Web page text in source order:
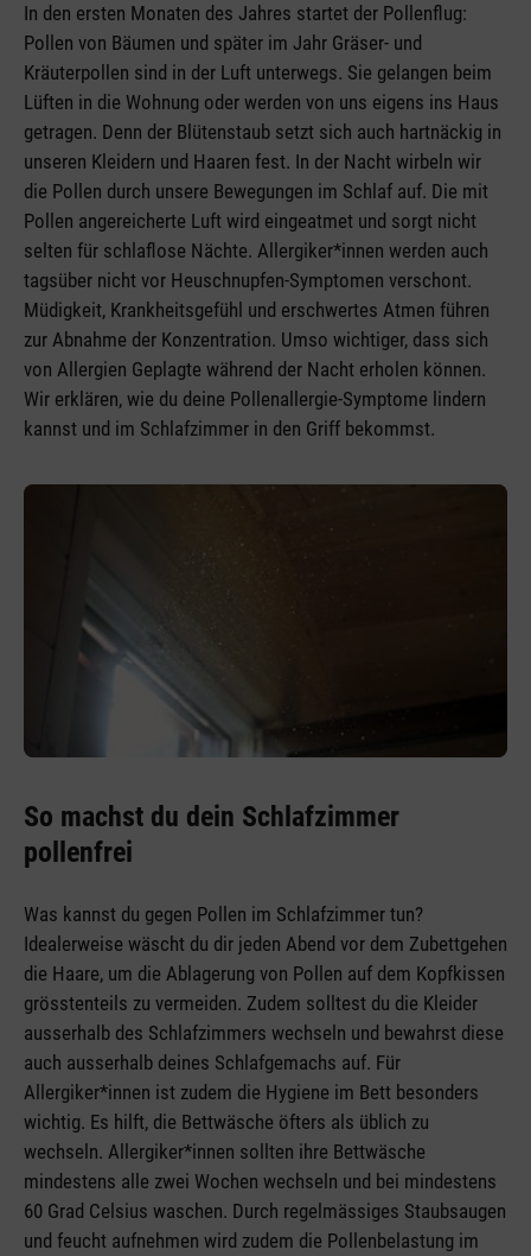
In den ersten Monaten des Jahres startet der Pollenflug:
Pollen von Bäumen und später im Jahr Gräser- und
Kräuterpollen sind in der Luft unterwegs. Sie gelangen beim
Lüften in die Wohnung oder werden von uns eigens ins Haus
getragen. Denn der Blütenstaub setzt sich auch hartnäckig in
unseren Kleidern und Haaren fest. In der Nacht wirbeln wir
die Pollen durch unsere Bewegungen im Schlaf auf. Die mit
Pollen angereicherte Luft wird eingeatmet und sorgt nicht
selten für schlaflose Nächte. Allergiker*innen werden auch
tagsüber nicht vor Heuschnupfen-Symptomen verschont.
Müdigkeit, Krankheitsgefühl und erschwertes Atmen führen
zur Abnahme der Konzentration. Umso wichtiger, dass sich
von Allergien Geplagte während der Nacht erholen können.
Wir erklären, wie du deine Pollenallergie-Symptome lindern
kannst und im Schlafzimmer in den Griff bekommst.
So machst du dein Schlafzimmer
pollenfrei
Was kannst du gegen Pollen im Schlafzimmer tun?
Idealerweise wäscht du dir jeden Abend vor dem Zubettgehen
die Haare, um die Ablagerung von Pollen auf dem Kopfkissen
grösstenteils zu vermeiden. Zudem solltest du die Kleider
ausserhalb des Schlafzimmers wechseln und bewahrst diese
auch ausserhalb deines Schlafgemachs auf. Für
Allergiker*innen ist zudem die Hygiene im Bett besonders
wichtig. Es hilft, die Bettwäsche öfters als üblich zu
wechseln. Allergiker*innen sollten ihre Bettwäsche
mindestens alle zwei Wochen wechseln und bei mindestens
60 Grad Celsius waschen. Durch regelmässiges Staubsaugen
und feucht aufnehmen wird zudem die Pollenbelastung im